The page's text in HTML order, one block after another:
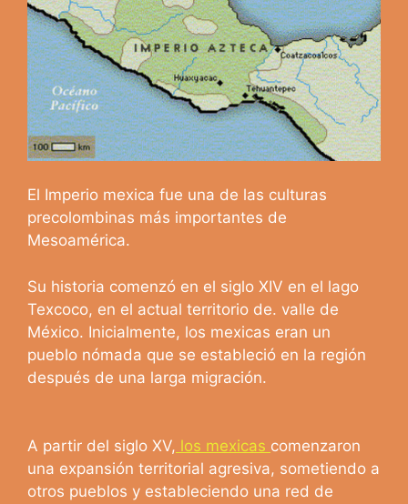
El Imperio mexica fue una de las culturas
precolombinas más importantes de
Mesoamérica.
Su historia comenzó en el siglo XIV en el lago
Texcoco, en el actual territorio de. valle de
México. Inicialmente, los mexicas eran un
pueblo nómada que se estableció en la región
después de una larga migración.
A partir del siglo XV, los mexicas comenzaron
una expansión territorial agresiva, sometiendo a
otros pueblos y estableciendo una red de